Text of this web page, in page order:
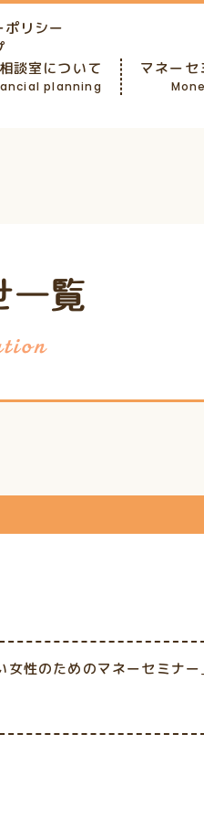
ポリシー
談室について
planning
マネーセ
一覧
性のためのマネーセミナ